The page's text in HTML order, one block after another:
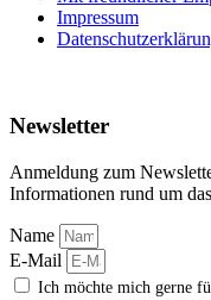
Impressum
Newsletter
Anmeldung zum
Informationen rund um
Name
E-Mail
Ich möchte mich gerne